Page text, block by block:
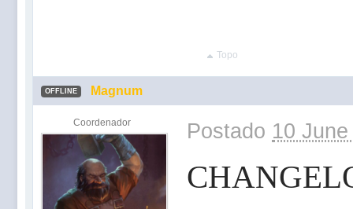
Topo
OFFLINE Magnum
Coordenador Postado 10